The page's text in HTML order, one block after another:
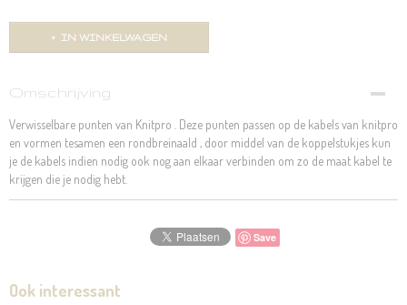
IN WINKELWAGEN
Omschrijving
Verwisselbare punten van Knitpro . Deze punten passen op de kabels van knitpro
en vormen tesamen een rondbreinaald , door middel van de koppelstukjes kun
je de kabels indien nodig ook nog aan elkaar verbinden om zo de maat kabel te
krijgen die je nodig hebt.
Save
Ook interessant